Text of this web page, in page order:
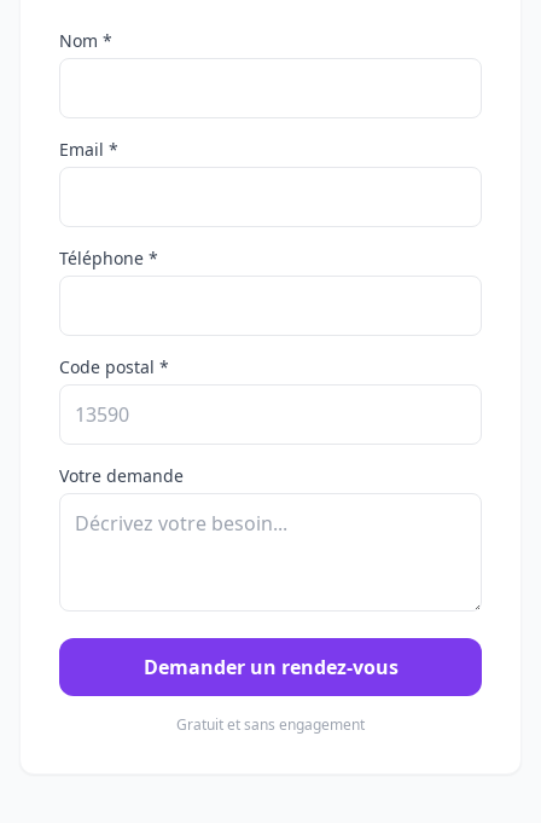
Nom *
Email *
Téléphone *
Code postal *
Votre demande
Demander un rendez-vous
Gratuit et sans engagement